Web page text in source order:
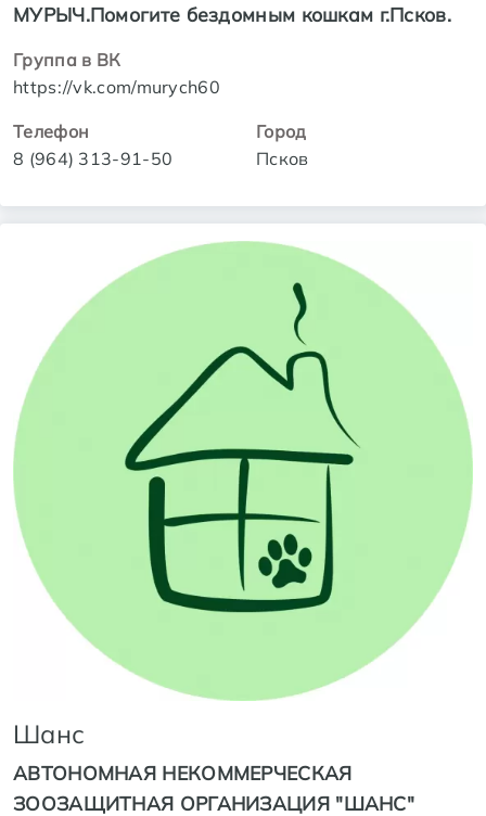
МУРЫЧ.Помогите бездомным кошкам г.Псков.
Группа в ВК
https://vk.com/murych60
Телефон
8 (964) 313-91-50
Город
Псков
Шанс
АВТОНОМНАЯ НЕКОММЕРЧЕСКАЯ
ЗООЗАЩИТНАЯ ОРГАНИЗАЦИЯ "ШАНС"